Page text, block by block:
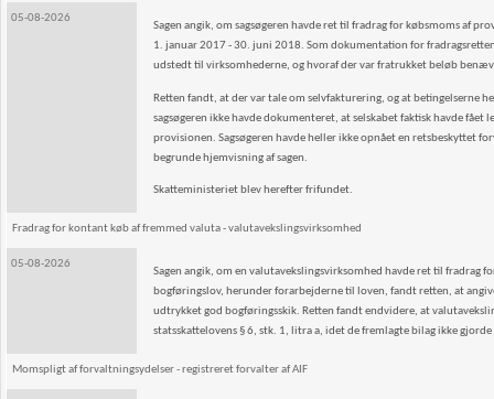
05-08-2026
Sagen angik, om sagsøgeren havde ret til fradrag for købsmoms af
1. januar 2017 - 30. juni 2018. Som dokumentation for
udstedt til virksomhederne, og hvoraf der var fratrukket beløb
Retten fandt, at der var tale om selvfakturering, og at betingelserne
sagsøgeren ikke havde dokumenteret, at selskabet faktisk havde
provisionen. Sagsøgeren havde heller ikke opnået en retsbeskyttet
begrunde hjemvisning af sagen.
Skatteministeriet blev herefter frifundet.
Fradrag for kontant køb af fremmed valuta - valutavekslingsvirksomhed
05-08-2026
Sagen angik, om en valutavekslingsvirksomhed havde ret til
bogføringslov, herunder forarbejderne til loven, fandt retten, at
udtrykket god bogføringsskik. Retten fandt endvidere, at
statsskattelovens § 6, stk. 1, litra a, idet de fremlagte bilag ikke
Momspligt af forvaltningsydelser - registreret forvalter af AIF